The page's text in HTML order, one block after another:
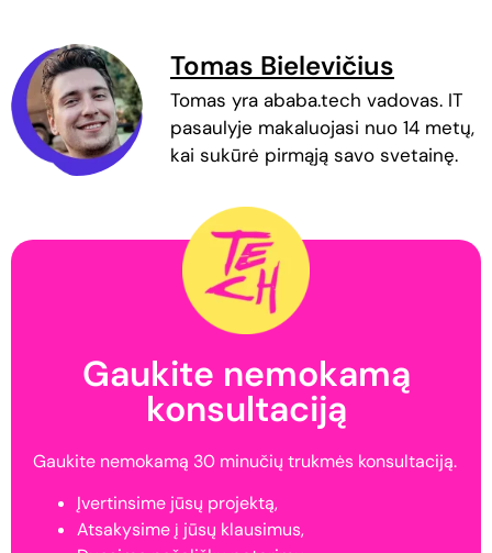
Tomas Bielevičius
Tomas yra ababa.tech vadovas. IT
pasaulyje makaluojasi nuo 14 metų,
kai sukūrė pirmąją savo svetainę.
Gaukite nemokamą
konsultaciją
Gaukite nemokamą 30 minučių trukmės konsultaciją.
Įvertinsime jūsų projektą,
Atsakysime į jūsų klausimus,